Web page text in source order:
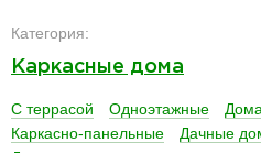
Категория:
Каркасные дома
С террасой Одноэтажные
Каркасно-панельные
Дачные